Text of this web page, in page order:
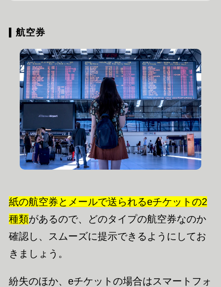
航空券
紙の航空券とメールで送られるeチケットの2
種類があるので、どのタイプの航空券なのか
確認し、スムーズに提示できるようにしてお
きましょう。
紛失のほか、eチケットの場合はスマートフォ